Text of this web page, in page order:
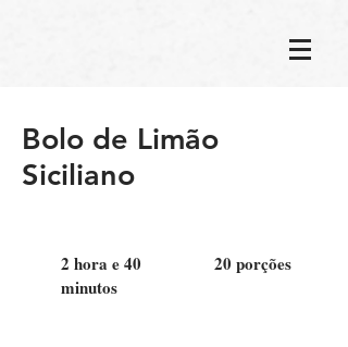
Bolo de Limão
Siciliano
2 hora e 40
minutos
20 porções